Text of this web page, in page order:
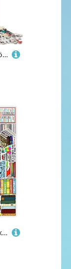
1000-teiliges Puzzle mit französischer Bulldogge auf Skateboard für Erwachsene, anspruchsvolles Spiel und Familienspiel zur Eltern-Kind-Interaktion (50x75cm)
50 Stück Lesen Aufkleber Pack Reading Sticker Set wasserdichte Vinyl Sticker für Laptop Kinder Autos Motorrad Fahrrad Skateboard Gepäck Koffer Computer Aufkleber Graffiti Decal